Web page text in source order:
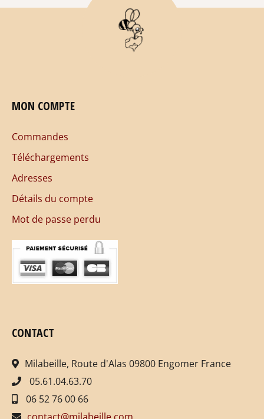
MON COMPTE
Commandes
Téléchargements
Adresses
Détails du compte
Mot de passe perdu
CONTACT
Milabeille, Route d'Alas 09800 Engomer France
05.61.04.63.70
06 52 76 00 66